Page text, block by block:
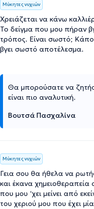
Μύκητες νυχιών
Χρειάζεται να κάνω
Το δείγμα που μου πήραν
τρόπος. Είναι σωστό;
βγει σωστό αποτέλεσμα.
Θα μπορούσατε να
είναι πιο αναλυτική.
Βουτσά Πασχαλίνα
Μύκητες νυχιών
Γεια σου θα ήθελα να
και έκανα
που μου ‘χει μείνει από
του χεριού μου που έχει